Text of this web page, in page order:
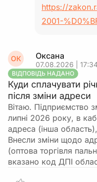
https://
2001-
ОК Оксана
07.08.2026 |
ВІДПОВІДЬ НАДАНО
Куди сплачувати
після зміни адреси
Вітаю. Підприємство
липні 2026 року, в
адреса (інша
Внесли зміни щодо
(оптова торгівля
вказано код ДПІ